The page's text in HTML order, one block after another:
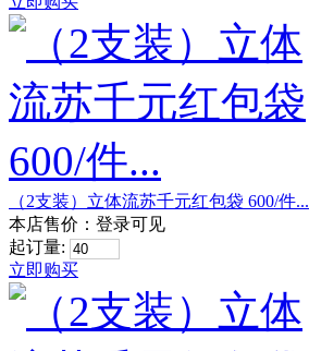
（2支装）立体流苏千元红包袋 600/件...
本店售价： 登录可见
起订量:
立即购买